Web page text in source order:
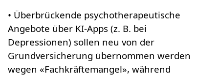
• Überbrückende psychotherapeutische
Angebote über KI-Apps (z. B. bei
Depressionen) sollen neu von der
Grundversicherung übernommen werden
wegen «Fachkräftemangel», während